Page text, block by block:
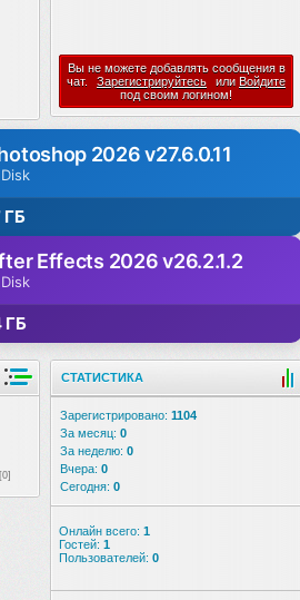
Вы не можете добавлять сообщения в
чат.
Зарегистрируйтесь или Войдите
под своим логином!
2026 v27.6.0.11
ГБ
Effects 2026 v26.2.1.2
ГБ
[0]
СТАТИСТИКА
Зарегистрировано: 1104
За месяц: 0
За неделю: 0
Вчера: 0
Сегодня: 0
Онлайн всего: 1
Гостей: 1
Пользователей: 0